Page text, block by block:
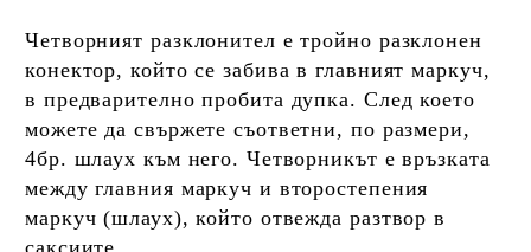
Четворният разклонител е тройно разклонен
конектор, който се забива в главният маркуч,
в предварително пробита дупка. След което
можете да свържете съответни, по размери,
4бр. шлаух към него. Четворникът е връзката
между главния маркуч и второстепения
маркуч (шлаух), който отвежда разтвор в
саксиите.